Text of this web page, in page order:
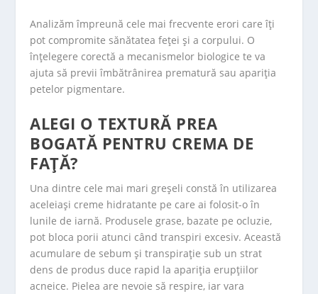
Analizăm împreună cele mai frecvente erori care îți
pot compromite sănătatea feței și a corpului. O
înțelegere corectă a mecanismelor biologice te va
ajuta să previi îmbătrânirea prematură sau apariția
petelor pigmentare.
ALEGI O TEXTURĂ PREA
BOGATĂ PENTRU CREMA DE
FAȚĂ?
Una dintre cele mai mari greșeli constă în utilizarea
aceleiași creme hidratante pe care ai folosit-o în
lunile de iarnă. Produsele grase, bazate pe ocluzie,
pot bloca porii atunci când transpiri excesiv. Această
acumulare de sebum și transpirație sub un strat
dens de produs duce rapid la apariția erupțiilor
acneice. Pielea are nevoie să respire, iar vara